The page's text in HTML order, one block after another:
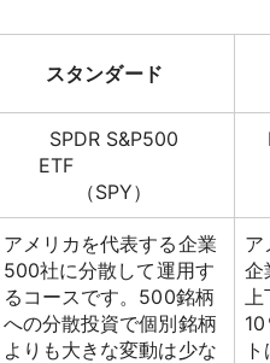
スタンダード
SPDR S&P500
ETF
（SPY）
アメリカを代表する企業
500社に分散して運用す
るコースです。500銘柄
への分散投資で個別銘柄
よりも大きな変動は少な
ア
企
上